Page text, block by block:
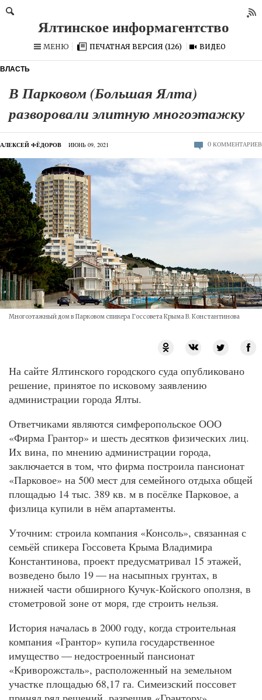
МЕНЮ ПЕЧАТНАЯ ВЕРСИЯ (126) ВИДЕО
ВЛАСТЬ
В Парковом (Большая Ялта)
разворовали элитную многоэтажку
АЛЕКСЕЙ ФЁДОРОВ ИЮНЬ 09, 2021 0 КОММЕНТАРИЕВ
Многоэтажный дом в Парковом спикера Госсовета Крыма В. Константинова
На сайте Ялтинского городского суда опубликовано
решение, принятое по исковому заявлению
администрации города Ялты.
Ответчиками являются симферопольское ООО
«Фирма Грантор» и шесть десятков физических лиц.
Их вина, по мнению администрации города,
заключается в том, что фирма построила пансионат
«Парковое» на 500 мест для семейного отдыха общей
площадью 14 тыс. 389 кв. м в посёлке Парковое, а
физлица купили в нём апартаменты.
Уточним: строила компания «Консоль», связанная с
семьёй спикера Госсовета Крыма Владимира
Константинова, проект предусматривал 15 этажей,
возведено было 19 — на насыпных грунтах, в
нижней части обширного Кучук-Койского оползня, в
стометровой зоне от моря, где строить нельзя.
История началась в 2000 году, когда строительная
компания «Грантор» купила государственное
имущество — недостроенный пансионат
«Криворожсталь», расположенный на земельном
участке площадью 68,17 га. Симеизский поссовет